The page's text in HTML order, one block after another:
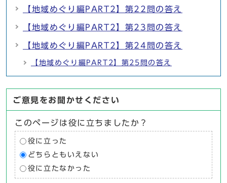
【地域めぐり編PART2】第22問の答え
【地域めぐり編PART2】第23問の答え
【地域めぐり編PART2】第24問の答え
【地域めぐり編PART2】第25問の答え
ご意見をお聞かせください
このページは役に立ちましたか？
役に立った
どちらともいえない
役に立たなかった